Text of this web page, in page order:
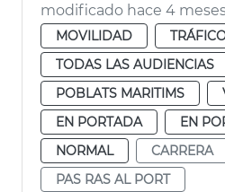
modificado hace 4
MOVILIDAD
TODAS LAS AUDIENCIAS
POBLATS MARITIMS
EN PORTADA
EN
NORMAL
CARRERA
PAS RAS AL PORT